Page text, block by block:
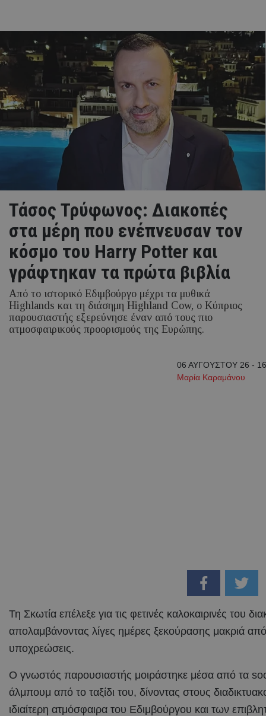
Τάσος Τρύφωνος: Διακοπές
στα μέρη που ενέπνευσαν τον
κόσμο του Harry Potter και
γράφτηκαν τα πρώτα βιβλία
Από το ιστορικό Εδιμβούργο μέχρι τα μυθικά
Highlands και τη διάσημη Highland Cow, ο Κύπριος
παρουσιαστής εξερεύνησε έναν από τους πιο
ατμοσφαιρικούς προορισμούς της Ευρώπης.
06 ΑΥΓΟΥΣΤΟΥ 26 -
Μαρία Καραμάνου
Τη Σκωτία επέλεξε για τις φετινές καλοκαιρινές του
απολαμβάνοντας λίγες ημέρες ξεκούρασης μακριά από
υποχρεώσεις.
Ο γνωστός παρουσιαστής μοιράστηκε μέσα από τα
άλμπουμ από το ταξίδι του, δίνοντας στους
ιδιαίτερη ατμόσφαιρα του Εδιμβούργου και των